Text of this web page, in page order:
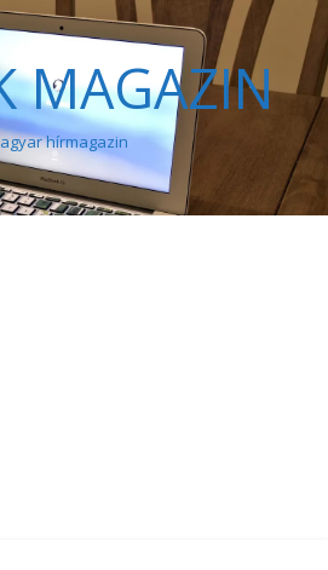
MAGAZIN
hírmagazin